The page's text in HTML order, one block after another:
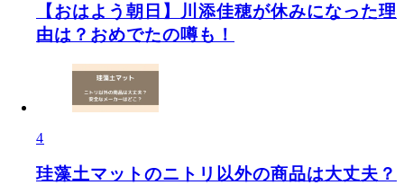
【おはよう朝日】川添佳穂が休みになった理
由は？おめでたの噂も！
4
珪藻土マットのニトリ以外の商品は大丈夫？